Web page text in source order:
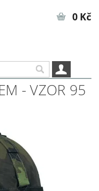
0 Kč
- VZOR 95